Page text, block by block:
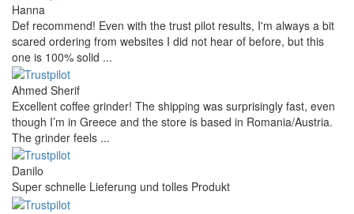
Hanna
Def recommend! Even with the trust pilot results, I'm always a bit
scared ordering from websites I did not hear of before, but this
one is 100% solid ...
Ahmed Sherif
Excellent coffee grinder! The shipping was surprisingly fast, even
though I’m in Greece and the store is based in Romania/Austria.
The grinder feels ...
Danilo
Super schnelle Lieferung und tolles Produkt